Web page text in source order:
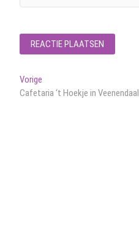
Bericht
navigatie
Vorige
bericht:
Cafetaria ‘t Hoekje in Veenendaal